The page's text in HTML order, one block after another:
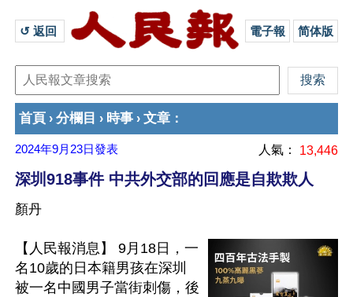
↺ 返回 電子報 简体版
首頁 › 分欄目 › 時事 › 文章 ：
2024年9月23日發表 人氣： 13,446
深圳918事件 中共外交部的回應是自欺欺人
顏丹
【人民報消息】 9月18日，一
名10歲的日本籍男孩在深圳
被一名中國男子當街刺傷，後